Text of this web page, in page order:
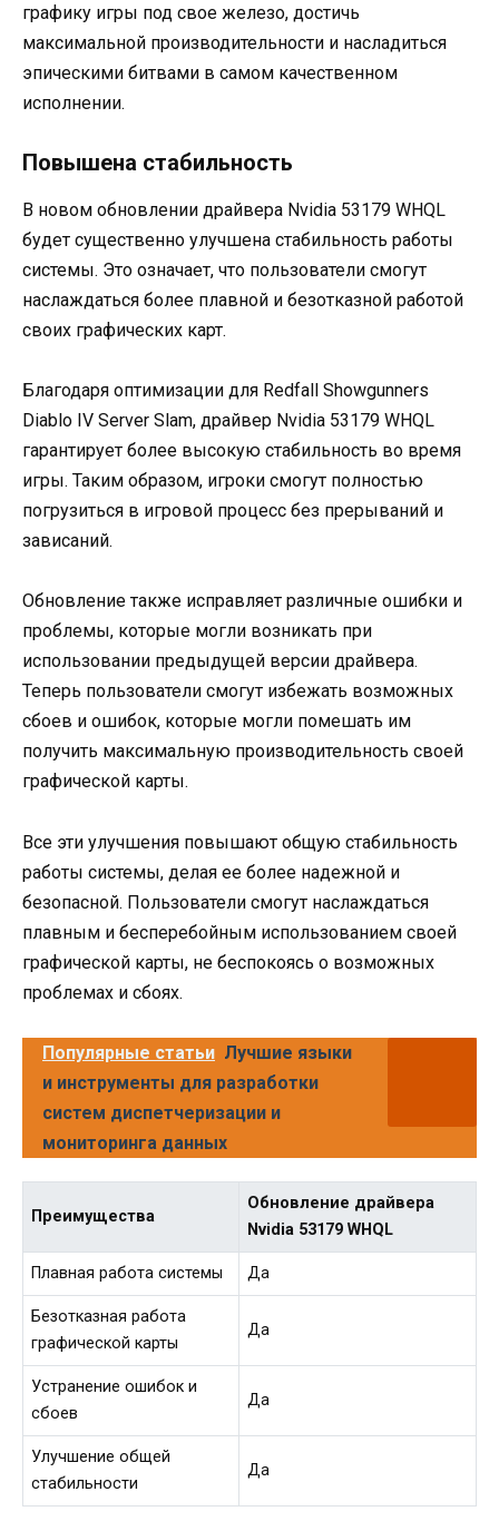
графику игры под свое железо, достичь
максимальной производительности и насладиться
эпическими битвами в самом качественном
исполнении.
Повышена стабильность
В новом обновлении драйвера Nvidia 53179 WHQL
будет существенно улучшена стабильность работы
системы. Это означает, что пользователи смогут
наслаждаться более плавной и безотказной работой
своих графических карт.
Благодаря оптимизации для Redfall Showgunners
Diablo IV Server Slam, драйвер Nvidia 53179 WHQL
гарантирует более высокую стабильность во время
игры. Таким образом, игроки смогут полностью
погрузиться в игровой процесс без прерываний и
зависаний.
Обновление также исправляет различные ошибки и
проблемы, которые могли возникать при
использовании предыдущей версии драйвера.
Теперь пользователи смогут избежать возможных
сбоев и ошибок, которые могли помешать им
получить максимальную производительность своей
графической карты.
Все эти улучшения повышают общую стабильность
работы системы, делая ее более надежной и
безопасной. Пользователи смогут наслаждаться
плавным и бесперебойным использованием своей
графической карты, не беспокоясь о возможных
проблемах и сбоях.
Популярные статьи Лучшие языки
и инструменты для разработки
систем диспетчеризации и
мониторинга данных
Преимущества
Обновление драйвера
Nvidia 53179 WHQL
Плавная работа системы Да
Безотказная работа
графической карты
Да
Устранение ошибок и
сбоев
Да
Улучшение общей
стабильности
Да